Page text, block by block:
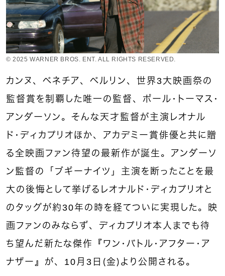
© 2025 WARNER BROS. ENT. ALL RIGHTS RESERVED.
カンヌ、ベネチア、ベルリン、世界3大映画祭の
監督賞を制覇した唯一の監督、ポール・トーマス・
アンダーソン。そんな天才監督が主演レオナル
ド・ディカプリオほか、アカデミー賞俳優と共に贈
る全映画ファン待望の最新作が誕生。アンダーソ
ン監督の「ブギーナイツ」主演を断ったことを最
大の後悔として挙げるレオナルド・ディカプリオと
のタッグが約30年の時を経てついに実現した。映
画ファンのみならず、ディカプリオ本人までも待
ち望んだ新たな傑作『ワン・バトル・アフター・ア
ナザー』が、10月3日（金）より公開される。